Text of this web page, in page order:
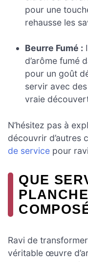
pour une
rehausse les
Beurre Fumé :
d’arôme fumé
pour un goût
servir avec
vraie
N’hésitez pas à
découvrir d’autres
de service pour
QUE
Ravi de
véritable œuvre